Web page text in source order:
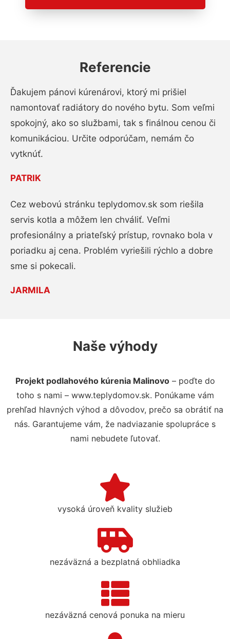
Referencie
Ďakujem pánovi kúrenárovi, ktorý mi prišiel
namontovať radiátory do nového bytu. Som veľmi
spokojný, ako so službami, tak s finálnou cenou či
komunikáciou. Určite odporúčam, nemám čo
vytknúť.
PATRIK
Cez webovú stránku teplydomov.sk som riešila
servis kotla a môžem len chváliť. Veľmi
profesionálny a priateľský prístup, rovnako bola v
poriadku aj cena. Problém vyriešili rýchlo a dobre
sme si pokecali.
JARMILA
Naše výhody
Projekt podlahového kúrenia Malinovo– poďte do
toho s nami – www.teplydomov.sk. Ponúkame vám
prehľad hlavných výhod a dôvodov, prečo sa obrátiť na
nás. Garantujeme vám, že nadviazanie spolupráce s
nami nebudete ľutovať.
vysoká úroveň kvality služieb
nezáväzná a bezplatná obhliadka
nezáväzná cenová ponuka na mieru